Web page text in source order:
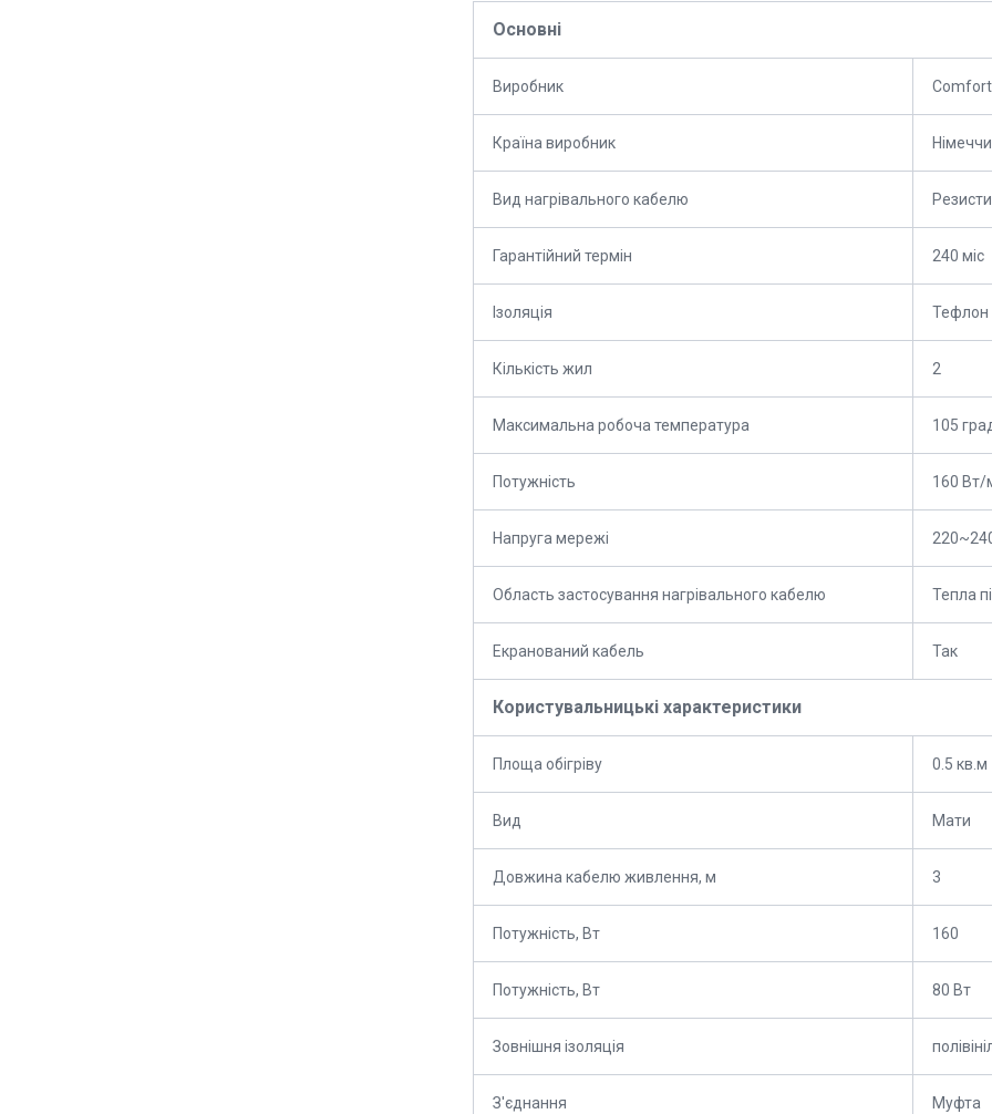
Основні
Виробник
Країна виробник
Вид нагрівального кабелю
Гарантійний термін 240 міс
Ізоляція Тефлон
Кількість жил 2
Максимальна робоча температура 105
Потужність 160 Вт/
Напруга мережі
Область застосування нагрівального кабелю Тепла
Екранований кабель Так
Користувальницькі характеристики
Площа обігріву 0.5 кв.м
Вид Мати
Довжина кабелю живлення, м 3
Потужність, Вт 160
Потужність, Вт 80 Вт
Зовнішня ізоляція
З'єднання Муфта